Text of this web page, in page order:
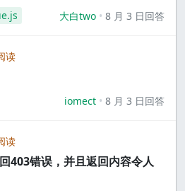
大白two 8 月 3 日回答
读
iomect 8 月 3 日回答
读
403错误，并且返回内容令人